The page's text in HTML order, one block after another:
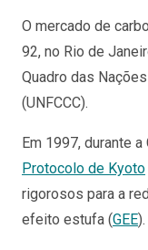
O mercado de
92, no Rio de
Quadro das
(UNFCCC).
Em 1997, durante
Protocolo de Kyoto
rigorosos para a
efeito estufa (GEE).